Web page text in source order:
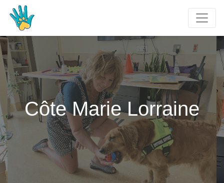
Côte Marie Lorraine